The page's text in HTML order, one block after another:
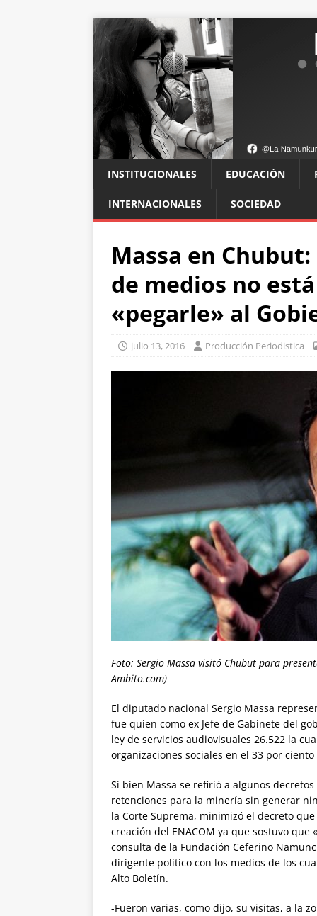
INSTITUCIONALES EDUCACIÓN
INTERNACIONALES SOCIEDAD
Massa en
de medios no
«pegarle» al
julio 13, 2016 Producción Periodistica
Foto: Sergio Massa visitó Chubut para
Ambito.com)
El diputado nacional Sergio Massa
fue quien como ex Jefe de Gabinete del
ley de servicios audiovisuales 26.522 la
organizaciones sociales en el 33 por
Si bien Massa se refirió a algunos
retenciones para la minería sin generar
la Corte Suprema, minimizó el decreto
creación del ENACOM ya que sostuvo
consulta de la Fundación Ceferino
dirigente político con los medios de los
Alto Boletín.
-Fueron varias, como dijo, su visitas, a la